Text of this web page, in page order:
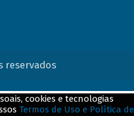
reservados
cookies e tecnologias
Termos de Uso e Política de